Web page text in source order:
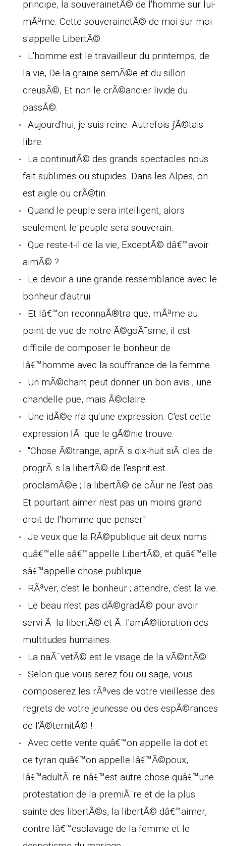
principe, la souverainetÃ© de l'homme sur lui-
mÃªme. Cette souverainetÃ© de moi sur moi
s'appelle LibertÃ©.
L'homme est le travailleur du printemps, de
la vie, De la graine semÃ©e et du sillon
creusÃ©, Et non le crÃ©ancier livide du
passÃ©.
Aujourd'hui, je suis reine. Autrefois j'Ã©tais
libre.
La continuitÃ© des grands spectacles nous
fait sublimes ou stupides. Dans les Alpes, on
est aigle ou crÃ©tin.
Quand le peuple sera intelligent, alors
seulement le peuple sera souverain.
Que reste-t-il de la vie, ExceptÃ© dâ€™avoir
aimÃ© ?
Le devoir a une grande ressemblance avec le
bonheur d'autrui.
Et lâ€™on reconnaÃ®tra que, mÃªme au
point de vue de notre Ã©goÃ¯sme, il est
difficile de composer le bonheur de
lâ€™homme avec la souffrance de la femme.
Un mÃ©chant peut donner un bon avis ; une
chandelle pue, mais Ã©claire.
Une idÃ©e n'a qu'une expression. C'est cette
expression lÃ que le gÃ©nie trouve.
"Chose Ã©trange, aprÃ¨s dix-huit siÃ¨cles de
progrÃ¨s la libertÃ© de l'esprit est
proclamÃ©e ; la libertÃ© de cÃur ne l'est pas.
Et pourtant aimer n'est pas un moins grand
droit de l'homme que penser."
Je veux que la RÃ©publique ait deux noms :
quâ€™elle sâ€™appelle LibertÃ©, et quâ€™elle
sâ€™appelle chose publique.
RÃªver, c'est le bonheur ; attendre, c'est la vie.
Le beau n'est pas dÃ©gradÃ© pour avoir
servi Ã la libertÃ© et Ã l'amÃ©lioration des
multitudes humaines.
La naÃ¯vetÃ© est le visage de la vÃ©ritÃ©.
Selon que vous serez fou ou sage, vous
composerez les rÃªves de votre vieillesse des
regrets de votre jeunesse ou des espÃ©rances
de l'Ã©ternitÃ© !
Avec cette vente quâ€™on appelle la dot et
ce tyran quâ€™on appelle lâ€™Ã©poux,
lâ€™adultÃ¨re nâ€™est autre chose quâ€™une
protestation de la premiÃ¨re et de la plus
sainte des libertÃ©s, la libertÃ© dâ€™aimer,
contre lâ€™esclavage de la femme et le